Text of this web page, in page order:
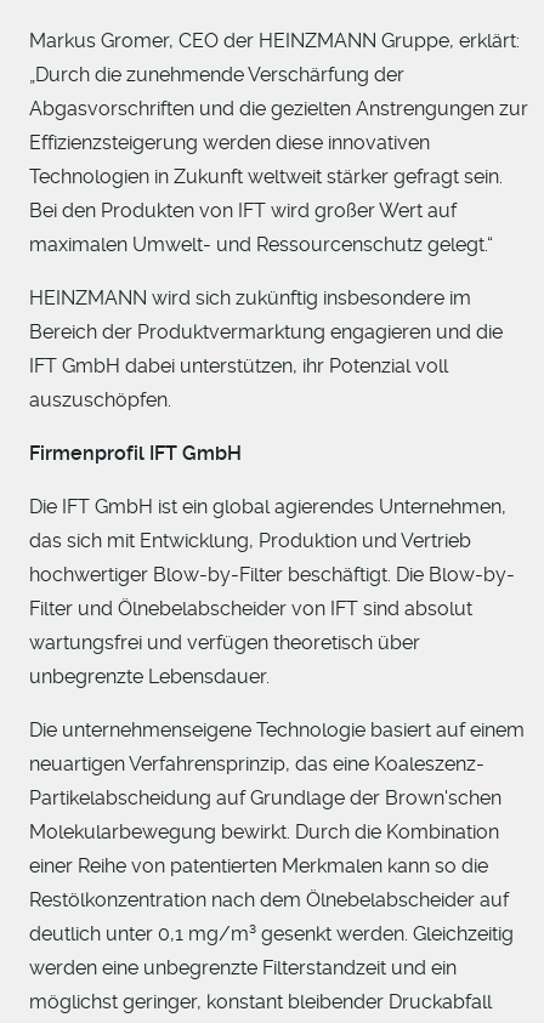
Markus Gromer, CEO der HEINZMANN Gruppe, erklärt:
„Durch die zunehmende Verschärfung der
Abgasvorschriften und die gezielten Anstrengungen zur
Effizienzsteigerung werden diese innovativen
Technologien in Zukunft weltweit stärker gefragt sein.
Bei den Produkten von IFT wird großer Wert auf
maximalen Umwelt- und Ressourcenschutz gelegt.“
HEINZMANN wird sich zukünftig insbesondere im
Bereich der Produktvermarktung engagieren und die
IFT GmbH dabei unterstützen, ihr Potenzial voll
auszuschöpfen.
Firmenprofil IFT GmbH
Die IFT GmbH ist ein global agierendes Unternehmen,
das sich mit Entwicklung, Produktion und Vertrieb
hochwertiger Blow-by-Filter beschäftigt. Die Blow-by-
Filter und Ölnebelabscheider von IFT sind absolut
wartungsfrei und verfügen theoretisch über
unbegrenzte Lebensdauer.
Die unternehmenseigene Technologie basiert auf einem
neuartigen Verfahrensprinzip, das eine Koaleszenz-
Partikelabscheidung auf Grundlage der Brown'schen
Molekularbewegung bewirkt. Durch die Kombination
einer Reihe von patentierten Merkmalen kann so die
Restölkonzentration nach dem Ölnebelabscheider auf
deutlich unter 0,1 mg/m³ gesenkt werden. Gleichzeitig
werden eine unbegrenzte Filterstandzeit und ein
möglichst geringer, konstant bleibender Druckabfall